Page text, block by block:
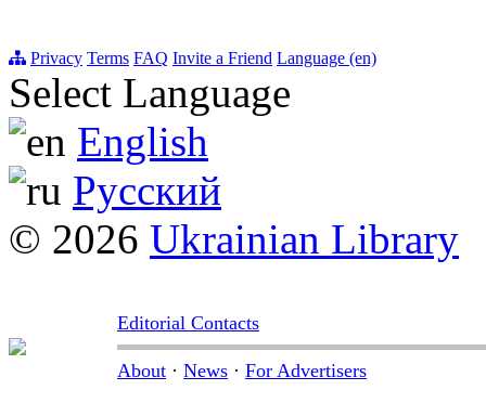
Privacy Terms FAQ Invite a Friend Language (en)
Select Language
English
Русский
© 2026 Ukrainian Library
Editorial Contacts
About · News · For Advertisers